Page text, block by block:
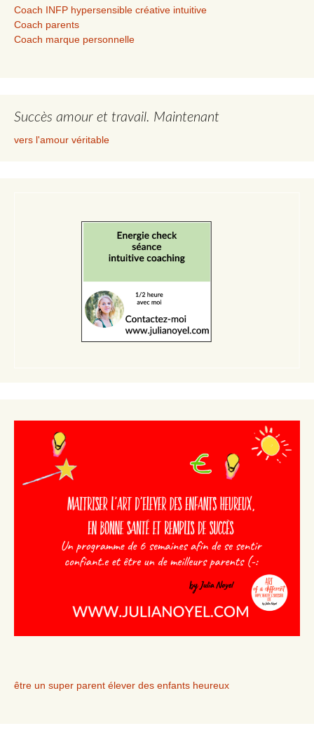
Coach INFP hypersensible créative intuitive
Coach parents
Coach marque personnelle
Succès amour et travail. Maintenant
vers l'amour véritable
être un super parent élever des enfants heureux